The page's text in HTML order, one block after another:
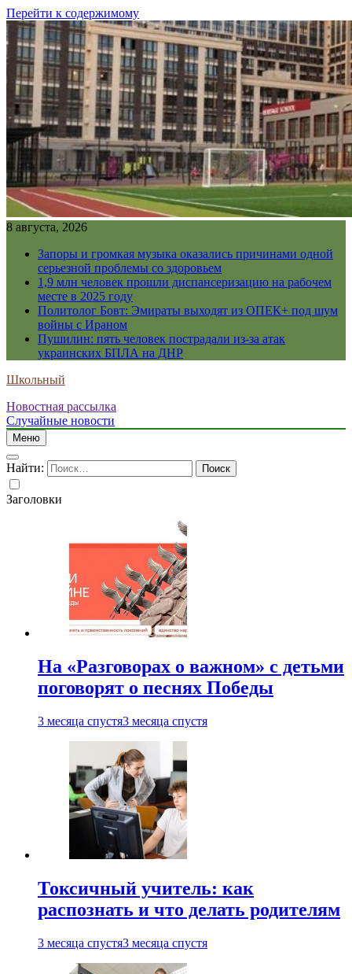
Перейти к содержимому
8 августа, 2026
Запоры и громкая музыка оказались причинами одной
серьезной проблемы со здоровьем
1,9 млн человек прошли диспансеризацию на рабочем
месте в 2025 году
Политолог Бовт: Эмираты выходят из ОПЕК+ под шум
войны с Ираном
Пушилин: пять человек пострадали из-за атак
украинских БПЛА на ДНР
Школьный
Новостная рассылка
Случайные новости
Меню
Найти:
Заголовки
На «Разговорах о важном» с детьми
поговорят о песнях Победы
3 месяца спустя3 месяца спустя
Токсичный учитель: как
распознать и что делать родителям
3 месяца спустя3 месяца спустя